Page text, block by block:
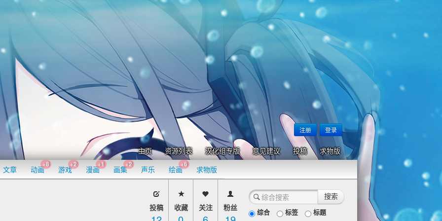
注册 登录
主页 资源列表 汉化组专版 意见建议 投稿 求物版
文章 动画
+8
游戏
+2
漫画
+1
画集
+2
声乐 绘画
+6
求物版
投稿 收藏 关注 粉丝 综合 标签 标题